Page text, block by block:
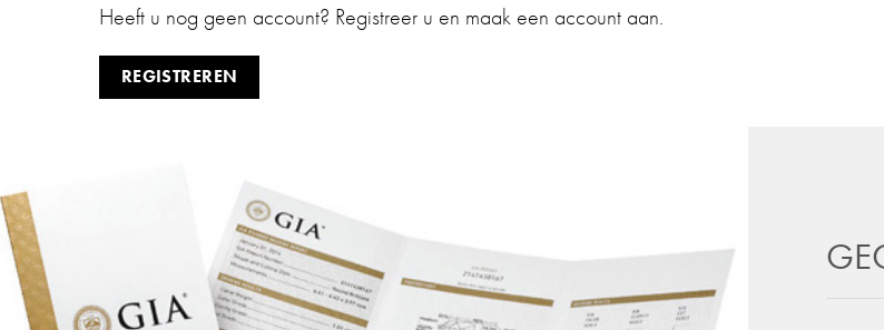
Heeft u nog geen account? Registreer u en maak een account aan.
REGISTREREN